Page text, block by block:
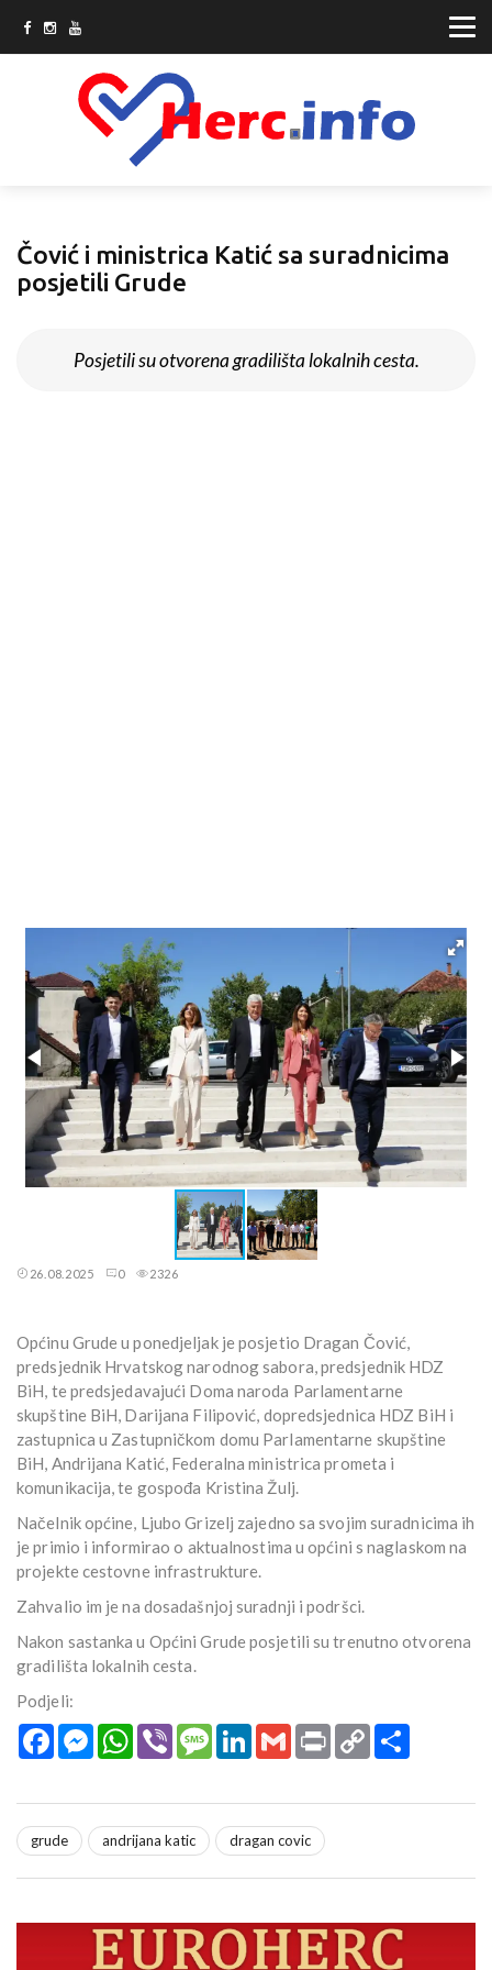
Čović i ministrica Katić sa suradnicima
posjetili Grude
Posjetili su otvorena gradilišta lokalnih cesta.
26.08.2025 0 2326
Općinu Grude u ponedjeljak je posjetio Dragan Čović,
predsjednik Hrvatskog narodnog sabora, predsjednik HDZ
BiH, te predsjedavajući Doma naroda Parlamentarne
skupštine BiH, Darijana Filipović, dopredsjednica HDZ BiH i
zastupnica u Zastupničkom domu Parlamentarne skupštine
BiH, Andrijana Katić, Federalna ministrica prometa i
komunikacija, te gospođa Kristina Žulj.
Načelnik općine, Ljubo Grizelj zajedno sa svojim suradnicima ih
je primio i informirao o aktualnostima u općini s naglaskom na
projekte cestovne infrastrukture.
Zahvalio im je na dosadašnjoj suradnji i podršci.
Nakon sastanka u Općini Grude posjetili su trenutno otvorena
gradilišta lokalnih cesta.
Podjeli:
FacebookMessengerWhatsApp
Viber MessageLinkedInGmail Print Copy
Link
grude andrijana katic dragan covic